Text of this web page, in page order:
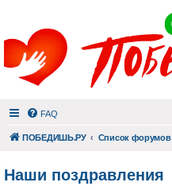
FAQ
ПОБЕДИШЬ.РУ Список форумов
Наши поздравления